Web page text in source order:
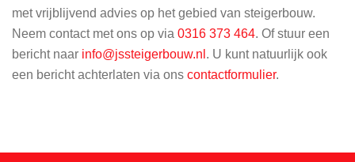
met vrijblijvend advies op het gebied van steigerbouw.
Neem contact met ons op via 0316 373 464. Of stuur een
bericht naar info@jssteigerbouw.nl . U kunt natuurlijk ook
een bericht achterlaten via ons contactformulier.